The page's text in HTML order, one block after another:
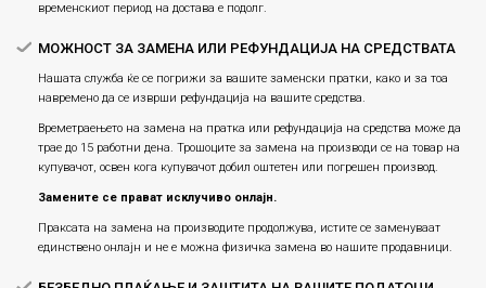
временскиот период на достава е подолг.
МОЖНОСТ ЗА ЗАМЕНА ИЛИ РЕФУНДАЦИЈА НА СРЕДСТВАТА
Нашата служба ќе се погрижи за вашите заменски пратки, како и за тоа
навремено да се изврши рефундација на вашите средства.
Времетраењето на замена на пратка или рефундацијa на средства може да
трае до 15 работни дена. Трошоците за замена на производи се на товар на
купувачот, освен кога купувачот добил оштетен или погрешен производ.
Замените се прават исклучиво онлајн.
Праксата на замена на производите продолжува, истите се заменуваат
единствено онлајн и не е можна физичка замена во нашите продавници.